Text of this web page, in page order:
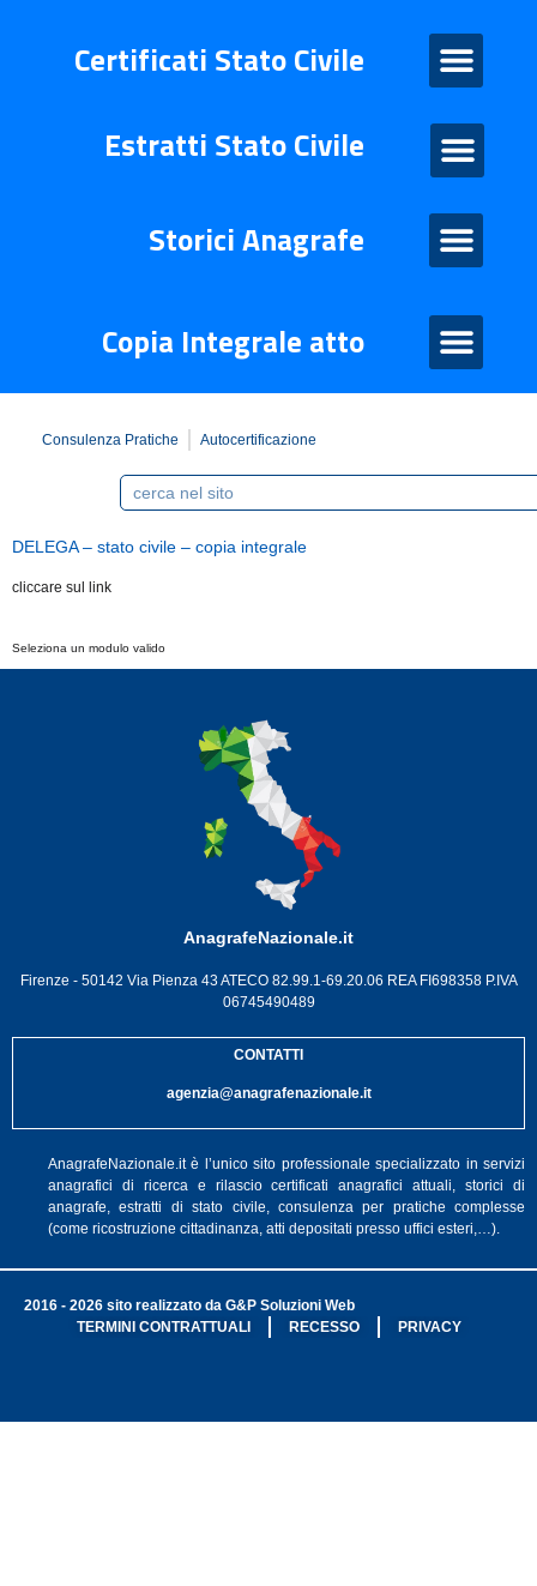
Certificati Stato Civile
Estratti Stato Civile
Storici Anagrafe
Copia Integrale atto
Consulenza Pratiche Autocertificazione
DELEGA – stato civile – copia integrale
cliccare sul link
Seleziona un modulo valido
AnagrafeNazionale.it
Firenze - 50142 Via Pienza 43 ATECO 82.99.1-69.20.06 REA FI698358 P.IVA
06745490489
CONTATTI
agenzia@anagrafenazionale.it
AnagrafeNazionale.it è l’unico sito professionale specializzato in servizi
anagrafici di ricerca e rilascio certificati anagrafici attuali, storici di
anagrafe, estratti di stato civile, consulenza per pratiche complesse
(come ricostruzione cittadinanza, atti depositati presso uffici esteri,…).
2016 - 2026 sito realizzato da G&P Soluzioni Web
TERMINI CONTRATTUALI
RECESSO PRIVACY